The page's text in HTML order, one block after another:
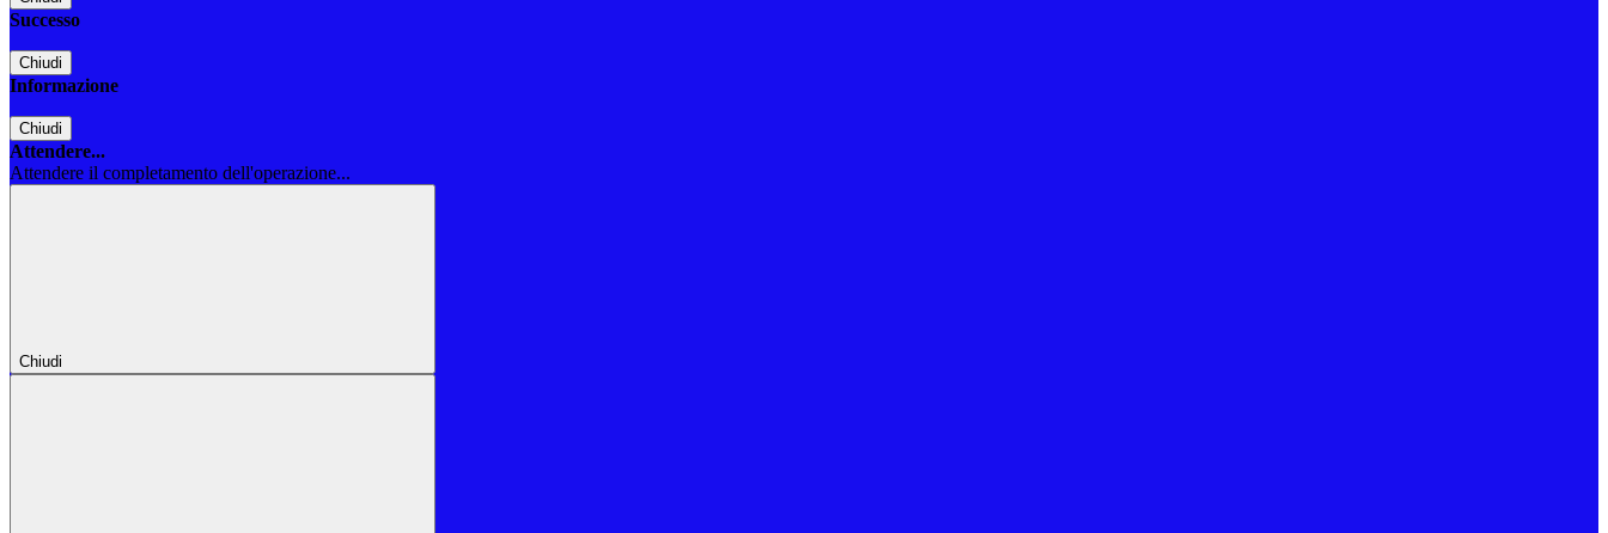
Successo
Chiudi
Informazione
Chiudi
Attendere...
Attendere il completamento dell'operazione...
Chiudi